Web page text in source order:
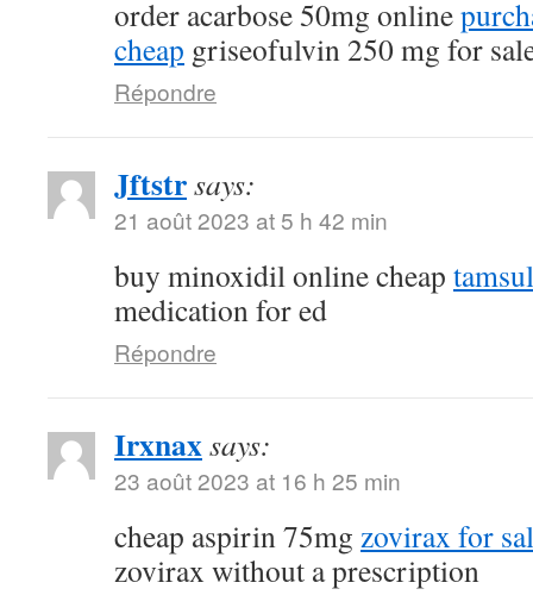
order acarbose 50mg online
cheap griseofulvin 250 mg for
Répondre
Jftstrsays:
21 août 2023 at 5 h 42 min
buy minoxidil online cheap
medication for ed
Répondre
Irxnaxsays:
23 août 2023 at 16 h 25 min
cheap aspirin 75mg zovirax for
zovirax without a prescription